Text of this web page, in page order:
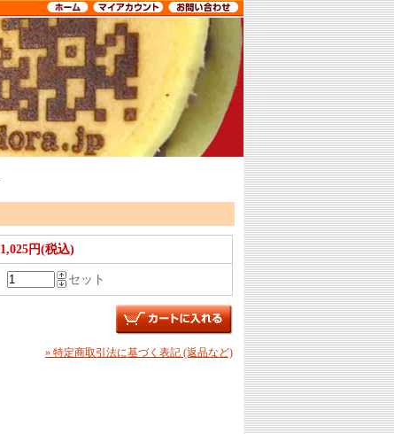
1,025円(税込)
セット
» 特定商取引法に基づく表記 (返品など)